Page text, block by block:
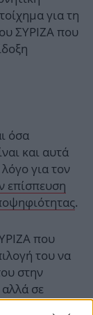
για τη
ΣΥΡΙΖΑ που
όσα
και αυτά
για τον
επίσπευση
.
που
του να
στην
σε
μια μόλις